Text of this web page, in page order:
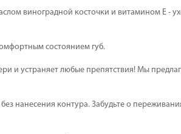
виноградной косточки и витамином Е -
состоянием губ.
и устраняет любые препятствия! Мы
нанесения контура. Забудьте о